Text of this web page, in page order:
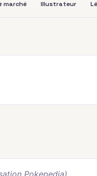
marché Illustrateur
Pokepedia).